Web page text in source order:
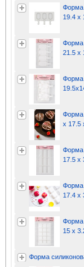
Форма
19.4 x
Форма
21.5 x
Форма
Форма
x 17.5
Форма
17.5 x
Форма
17.4 x
Форма
15 x
Форма